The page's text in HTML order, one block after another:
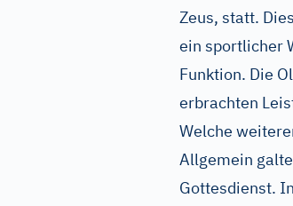
Zeus, statt.
ein sportlicher
Funktion. Die
erbrachten
Welche
Allgemein
Gottesdienst.